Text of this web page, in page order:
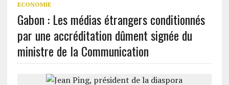
ECONOMIE
Gabon : Les médias étrangers conditionnés
par une accréditation dûment signée du
ministre de la Communication